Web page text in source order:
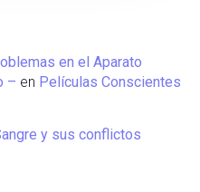
en el Aparato
– en Películas Conscientes
y sus conflictos